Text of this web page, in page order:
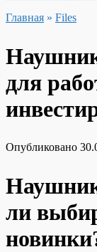
Главная » Files
для
Опубликовано
ли